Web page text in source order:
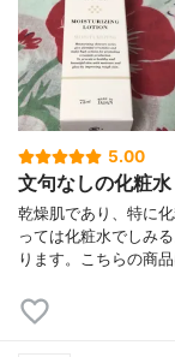
5.00
文句なしの化粧水
乾燥肌であり、特に
っては化粧水でしみ
ります。こちらの商